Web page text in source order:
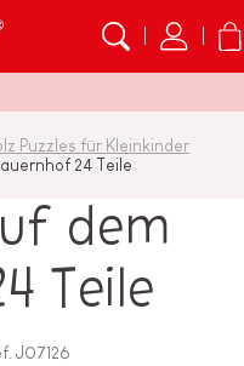
Puzzles für Kleinkinder
24 Teile
dem
Teile
J07126